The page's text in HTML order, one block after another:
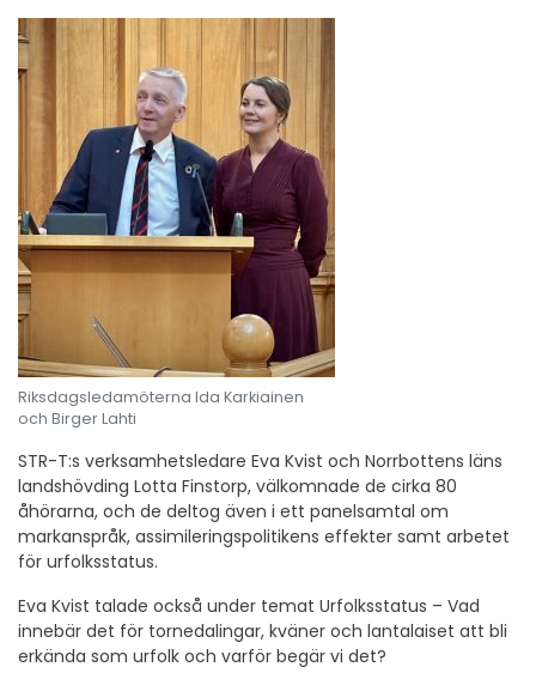
Riksdagsledamöterna Ida Karkiainen
och Birger Lahti
STR-T:s verksamhetsledare Eva Kvist och Norrbottens läns
landshövding Lotta Finstorp, välkomnade de cirka 80
åhörarna, och de deltog även i ett panelsamtal om
markanspråk, assimileringspolitikens effekter samt arbetet
för urfolksstatus.
Eva Kvist talade också under temat Urfolksstatus – Vad
innebär det för tornedalingar, kväner och lantalaiset att bli
erkända som urfolk och varför begär vi det?